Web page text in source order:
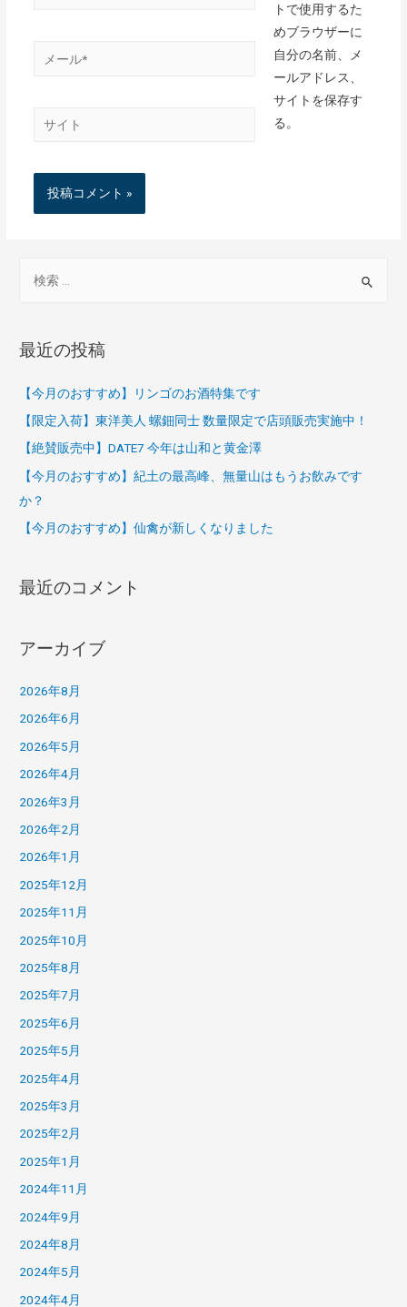
トで使用するた
めブラウザーに
自分の名前、メ
ールアドレス、
サイトを保存す
る。
象
最近の投稿
【今月のおすすめ】リンゴのお酒特集です
【限定入荷】東洋美人 螺鈿同士 数量限定で店頭販売実施中！
【絶賛販売中】DATE7 今年は山和と黄金澤
【今月のおすすめ】紀土の最高峰、無量山はもうお飲みです
か？
【今月のおすすめ】仙禽が新しくなりました
最近のコメント
アーカイブ
2026年8月
2026年6月
2026年5月
2026年4月
2026年3月
2026年2月
2026年1月
2025年12月
2025年11月
2025年10月
2025年8月
2025年7月
2025年6月
2025年5月
2025年4月
2025年3月
2025年2月
2025年1月
2024年11月
2024年9月
2024年8月
2024年5月
2024年4月